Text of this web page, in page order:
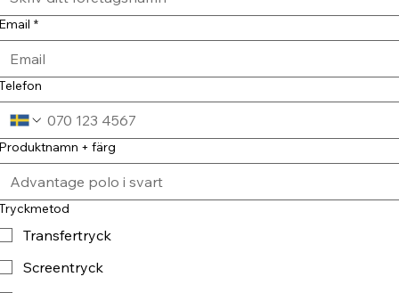
*
+ färg
Transfertryck
Screentryck